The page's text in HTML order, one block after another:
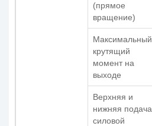
(прямое
вращение)
Максимальный
крутящий
момент на
выходе
Верхняя и
нижняя подача
силовой